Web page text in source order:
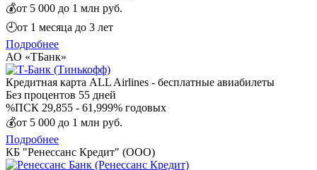
💰от 5 000 до 1 млн руб.
🕘от 1 месяца до 3 лет
Подробнее
АО «ТБанк»
Кредитная карта ALL Airlines - бесплатные авиабилеты
Без процентов 55 дней
%ПСК 29,855 - 61,999% годовых
💰от 5 000 до 1 млн руб.
Подробнее
КБ "Ренессанс Кредит" (ООО)